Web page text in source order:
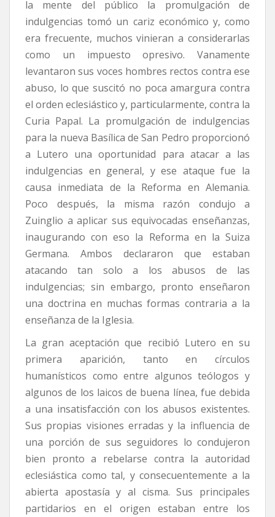
la mente del público la promulgación de
indulgencias tomó un cariz económico y, como
era frecuente, muchos vinieran a considerarlas
como un impuesto opresivo. Vanamente
levantaron sus voces hombres rectos contra ese
abuso, lo que suscitó no poca amargura contra
el orden eclesiástico y, particularmente, contra la
Curia Papal. La promulgación de indulgencias
para la nueva Basílica de San Pedro proporcionó
a Lutero una oportunidad para atacar a las
indulgencias en general, y ese ataque fue la
causa inmediata de la Reforma en Alemania.
Poco después, la misma razón condujo a
Zuinglio a aplicar sus equivocadas enseñanzas,
inaugurando con eso la Reforma en la Suiza
Germana. Ambos declararon que estaban
atacando tan solo a los abusos de las
indulgencias; sin embargo, pronto enseñaron
una doctrina en muchas formas contraria a la
enseñanza de la Iglesia.
La gran aceptación que recibió Lutero en su
primera aparición, tanto en círculos
humanísticos como entre algunos teólogos y
algunos de los laicos de buena línea, fue debida
a una insatisfacción con los abusos existentes.
Sus propias visiones erradas y la influencia de
una porción de sus seguidores lo condujeron
bien pronto a rebelarse contra la autoridad
eclesiástica como tal, y consecuentemente a la
abierta apostasía y al cisma. Sus principales
partidarios en el origen estaban entre los